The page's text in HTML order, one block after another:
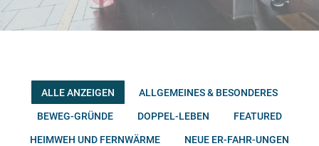
ALLE ANZEIGEN ALLGEMEINES & BESONDERES
BEWEG-GRÜNDE DOPPEL-LEBEN FEATURED
HEIMWEH UND FERNWÄRME NEUE ER-FAHR-UNGEN